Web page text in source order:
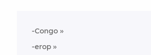
-Congo
-erop